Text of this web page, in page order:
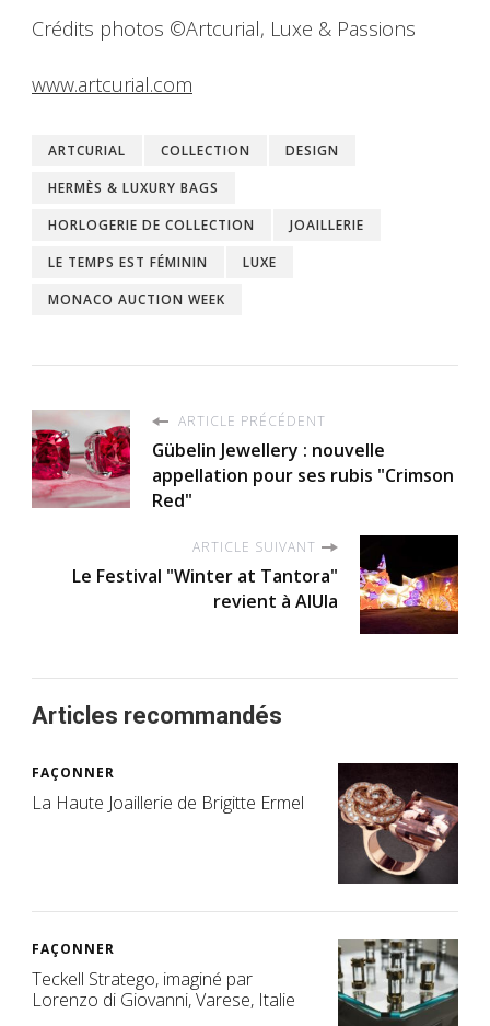
Crédits photos ©Artcurial, Luxe & Passions
www.artcurial.com
ARTCURIAL COLLECTION
DESIGN
HERMÈS & LUXURY BAGS
HORLOGERIE DE COLLECTION
JOAILLERIE
LE TEMPS EST FÉMININ
LUXE
MONACO AUCTION WEEK
ARTICLE PRÉCÉDENT
Gübelin Jewellery : nouvelle
appellation pour ses rubis "Crimson
Red"
ARTICLE SUIVANT
Le Festival "Winter at Tantora"
revient à AlUla
Articles recommandés
FAÇONNER
La Haute Joaillerie de Brigitte Ermel
FAÇONNER
Teckell Stratego, imaginé par
Lorenzo di Giovanni, Varese, Italie